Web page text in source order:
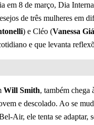
em 8 de março, Dia
de três mulheres em
) e Cléo (Vanessa
e que levanta
Will Smith, também chega
e descolado. Ao se
Air, ele tenta se adaptar,